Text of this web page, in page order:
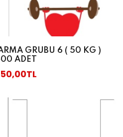
GRUBU 6 ( 50 KG )
ADET